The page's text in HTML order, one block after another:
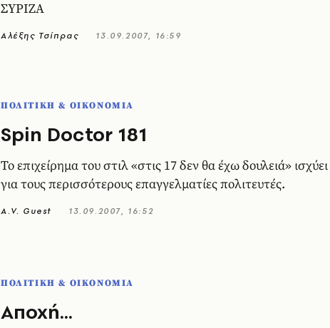
ΣΥΡΙΖΑ
Αλέξης Τσίπρας 13.09.2007, 16:59
ΠΟΛΙΤΙΚΗ & ΟΙΚΟΝΟΜΙΑ
Spin Doctor 181
Το επιχείρημα του στιλ «στις 17 δεν θα έχω δουλειά» ισχύει
για τους περισσότερους επαγγελματίες πολιτευτές.
A.V. Guest 13.09.2007, 16:52
ΠΟΛΙΤΙΚΗ & ΟΙΚΟΝΟΜΙΑ
Aποχή...